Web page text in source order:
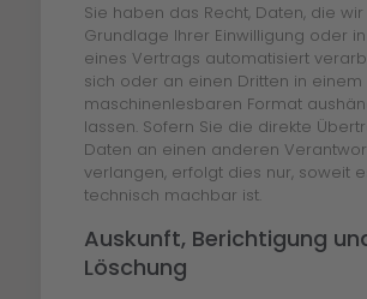
Sie haben das Recht, Daten, die
Grundlage Ihrer Einwilligung oder
eines Vertrags automatisiert
sich oder an einen Dritten in einem
maschinenlesbaren Format
lassen. Sofern Sie die direkte
Daten an einen anderen
verlangen, erfolgt dies nur, soweit
technisch machbar ist.
Auskunft, Berichtigung
Löschung